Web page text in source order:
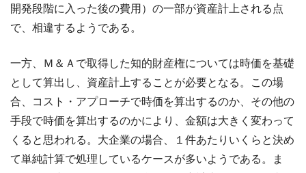
開発段階に入った後の費用）の一部が資産計上される点
で、相違するようである。
一方、Ｍ＆Ａで取得した知的財産権については時価を基礎
として算出し、資産計上することが必要となる。この場
合、コスト・アプローチで時価を算出するのか、その他の
手段で時価を算出するのかにより、金額は大きく変わって
くると思われる。大企業の場合、１件あたりいくらと決め
て単純計算で処理しているケースが多いようである。ま